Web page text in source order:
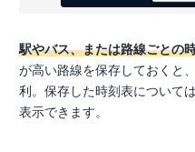
駅やバス、または路線ごとの
が高い路線を保存しておくと
利。保存した時刻表について
表示できます。